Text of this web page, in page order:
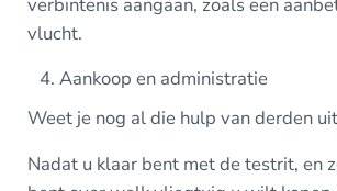
verbintenis aangaan, zoals een
vlucht.
Aankoop en administratie
Weet je nog al die hulp van derden
Nadat u klaar bent met de testrit, en